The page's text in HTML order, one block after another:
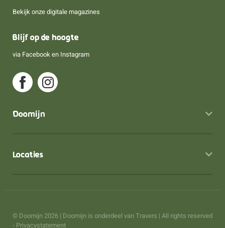
Doomijn
Locaties
Bekijk onze digitale magazines
Blijf op de hoogte
via Facebook en Instagram
© Doomijn 2026 | Doomijn is onderdeel van Travers | All rights reserved
- Privacystatement